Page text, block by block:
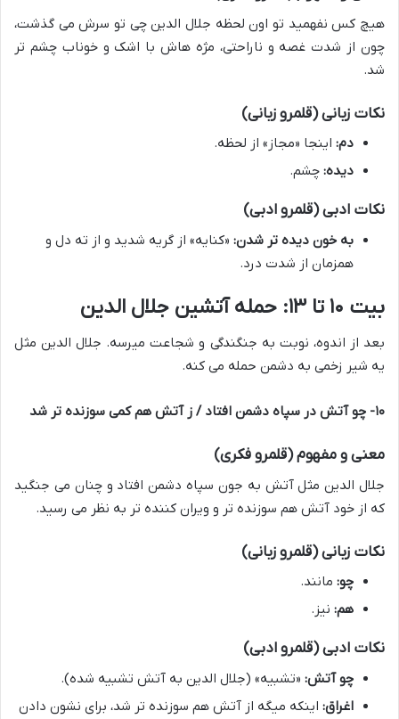
هیچ کس نفهمید تو اون لحظه جلال الدین چی تو سرش می گذشت،
چون از شدت غصه و ناراحتی، مژه هاش با اشک و خوناب چشم تر
شد.
نکات زبانی (قلمرو زبانی)
دم: اینجا «مجاز» از لحظه.
دیده: چشم.
نکات ادبی (قلمرو ادبی)
به خون دیده تر شدن: «کنایه» از گریه شدید و از ته دل و
همزمان از شدت درد.
بیت ۱۰ تا ۱۳: حمله آتشین جلال الدین
بعد از اندوه، نوبت به جنگندگی و شجاعت میرسه. جلال الدین مثل
یه شیر زخمی به دشمن حمله می کنه.
۱۰- چو آتش در سپاه دشمن افتاد / ز آتش هم کمی سوزنده تر شد
معنی و مفهوم (قلمرو فکری)
جلال الدین مثل آتش به جون سپاه دشمن افتاد و چنان می جنگید
که از خود آتش هم سوزنده تر و ویران کننده تر به نظر می رسید.
نکات زبانی (قلمرو زبانی)
چو: مانند.
هم: نیز.
نکات ادبی (قلمرو ادبی)
چو آتش: «تشبیه» (جلال الدین به آتش تشبیه شده).
اغراق: اینکه میگه از آتش هم سوزنده تر شد، برای نشون دادن